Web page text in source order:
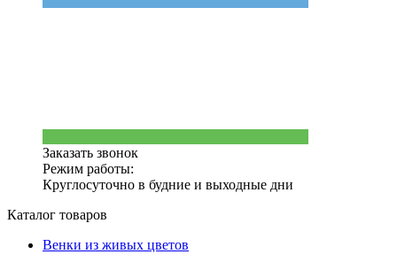
Заказать звонок
Режим работы:
Круглосуточно в будние и выходные дни
Каталог товаров
Венки из живых цветов